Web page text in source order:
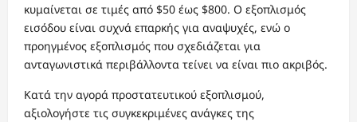
κυμαίνεται σε τιμές από $50 έως $800. Ο εξοπλισμός
εισόδου είναι συχνά επαρκής για αναψυχές, ενώ ο
προηγμένος εξοπλισμός που σχεδιάζεται για
ανταγωνιστικά περιβάλλοντα τείνει να είναι πιο ακριβός.
Κατά την αγορά προστατευτικού εξοπλισμού,
αξιολογήστε τις συγκεκριμένες ανάγκες της